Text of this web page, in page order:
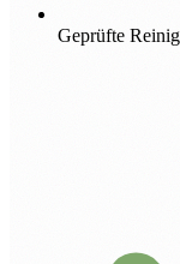
Geprüfte